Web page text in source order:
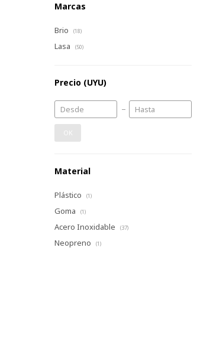
Marcas
Brio (18)
Lasa (50)
Precio (UYU)
OK
Material
Plástico (1)
Goma (1)
Acero Inoxidable (37)
Neopreno (1)